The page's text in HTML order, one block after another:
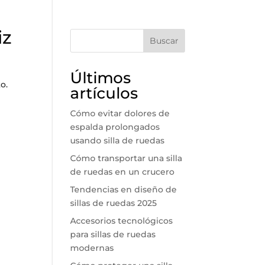
Buscar
Últimos
artículos
Cómo evitar dolores de
espalda prolongados
usando silla de ruedas
Cómo transportar una silla
de ruedas en un crucero
Tendencias en diseño de
sillas de ruedas 2025
Accesorios tecnológicos
para sillas de ruedas
modernas